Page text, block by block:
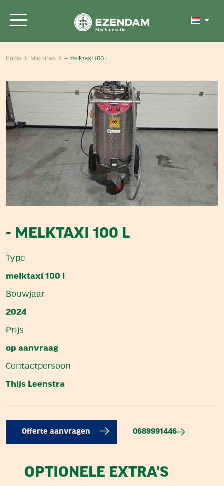
Home Machines – melktaxi 100 l
- MELKTAXI 100 L
Type
melktaxi 100 l
Bouwjaar
2024
Prijs
op aanvraag
Contactpersoon
Thijs Leenstra
Offerte aanvragen 0689991446
OPTIONELE EXTRA'S